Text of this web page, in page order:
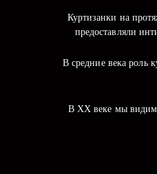
Куртизанки на
предоставляли
В средние века роль
В XX веке мы видим,